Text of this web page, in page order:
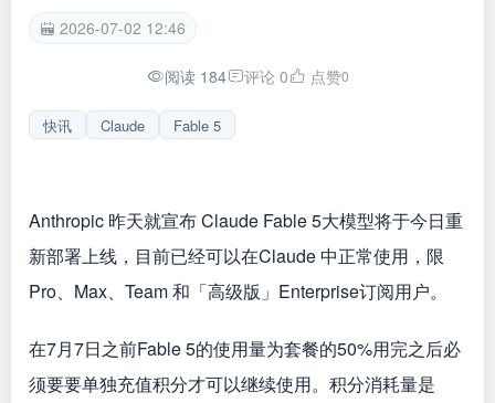
2026-07-02 12:46
阅读 184 评论 0 点赞0
快讯 Claude Fable 5
Anthropic 昨天就宣布 Claude Fable 5大模型将于今日重
新部署上线，目前已经可以在Claude 中正常使用，限
Pro、Max、Team 和「高级版」Enterprise订阅用户。
在7月7日之前Fable 5的使用量为套餐的50%用完之后必
须要要单独充值积分才可以继续使用。积分消耗量是